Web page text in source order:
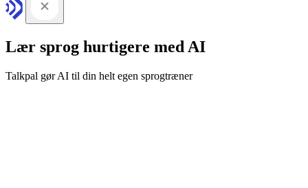
Lær sprog hurtigere med AI
Talkpal gør AI til din helt egen sprogtræner